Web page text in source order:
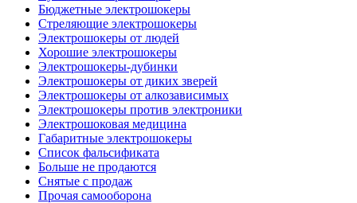
Бюджетные электрошокеры
Стреляющие электрошокеры
Электрошокеры от людей
Хорошие электрошокеры
Электрошокеры-дубинки
Электрошокеры от диких зверей
Электрошокеры от алкозависимых
Электрошокеры против электроники
Электрошоковая медицина
Габаритные электрошокеры
Список фальсификата
Больше не продаются
Снятые с продаж
Прочая самооборона